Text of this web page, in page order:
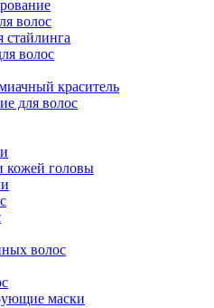
волос
стайлинга
волос
краситель
для волос
кожей головы
волос
маски